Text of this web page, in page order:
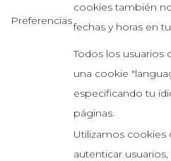
Preferencias
cookies también
fechas y horas en
Todos los usuarios
una cookie
especificando tu
páginas.
Utilizamos cookies
autenticar